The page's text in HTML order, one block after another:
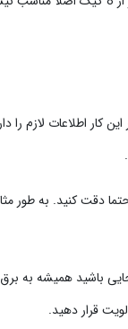
کار اطلاعات لازم را
دقت کنید. به طور
باشید همیشه به
قرار دهید.